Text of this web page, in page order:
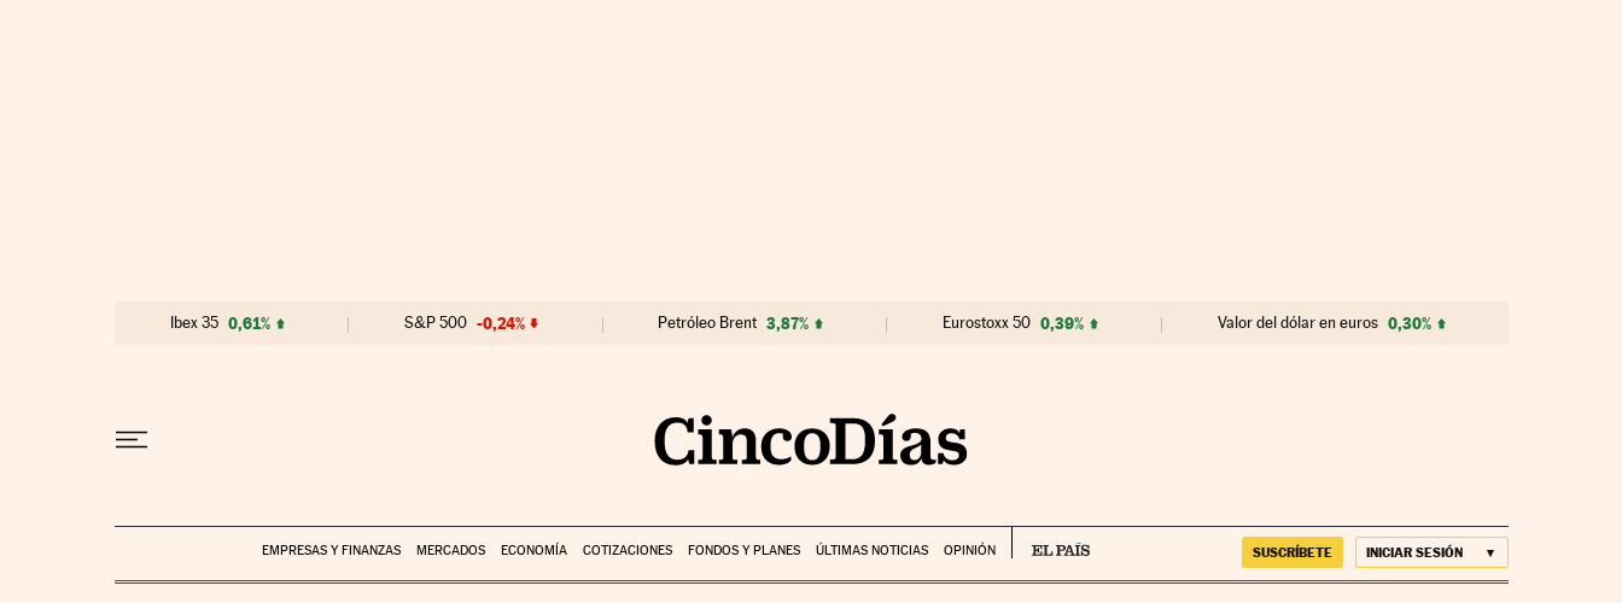
Ibex 35 0,61% S&P 500 -0,24% Petróleo Brent 3,87% Eurostoxx 50 0,39% Valor del dólar en euros 0,30%
EMPRESAS Y FINANZAS MERCADOS ECONOMÍA COTIZACIONES FONDOS Y PLANES ÚLTIMAS NOTICIAS OPINIÓN SUSCRÍBETE INICIAR SESIÓN